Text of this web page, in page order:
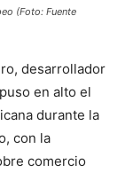
(Foto: Fuente
desarrollador
en alto el
durante la
con la
comercio